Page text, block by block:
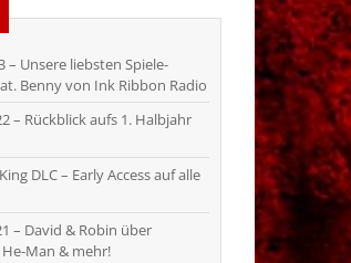
– Unsere liebsten Spiele-
Benny von Ink Ribbon Radio
– Rückblick aufs 1. Halbjahr
DLC – Early Access auf alle
– David & Robin über
Man & mehr!